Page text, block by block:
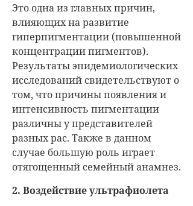
Это одна из главных причин,
влияющих на развитие
гиперпигментации (повышенной
концентрации пигментов).
Результаты эпидемиологических
исследований свидетельствуют о
том, что причины появления и
интенсивность пигментации
различны у представителей
разных рас. Также в данном
случае большую роль играет
отягощенный семейный анамнез.
2. Воздействие ультрафиолета